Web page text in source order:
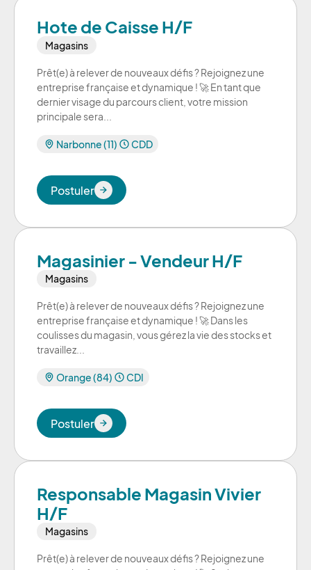
Hote de Caisse H/F
Magasins
Prêt(e) à relever de nouveaux défis ? Rejoignez une
entreprise française et dynamique ! 🚀 En tant que
dernier visage du parcours client, votre mission
principale sera...
Narbonne (11) CDD
Postuler
Postuler
Magasinier - Vendeur H/F
Magasins
Prêt(e) à relever de nouveaux défis ? Rejoignez une
entreprise française et dynamique ! 🚀 Dans les
coulisses du magasin, vous gérez la vie des stocks et
travaillez...
Orange (84) CDI
Postuler
Postuler
Responsable Magasin Vivier
H/F
Magasins
Prêt(e) à relever de nouveaux défis ? Rejoignez une